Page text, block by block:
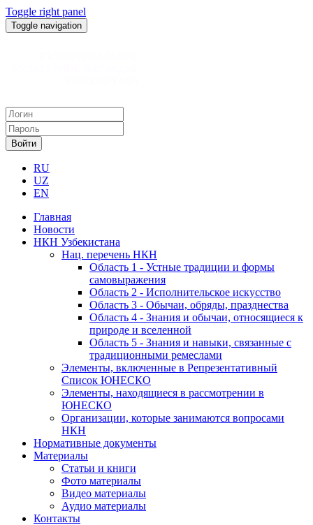
Toggle right panel
Toggle navigation
Войти
RU
UZ
EN
Главная
Новости
НКН Узбекистана
Нац. перечень НКН
Область 1 - Устные традиции и формы
самовыражения
Область 2 - Исполнительское искусство
Область 3 - Обычаи, обряды, празднества
Область 4 - Знания и обычаи, относящиеся к
природе и вселенной
Область 5 - Знания и навыки, связанные с
традиционными ремеслами
Элементы, включенные в Репрезентативный
Список ЮНЕСКО
Элементы, находящиеся в рассмотрении в
ЮНЕСКО
Организации, которые занимаются вопросами
НКН
Нормативные документы
Материалы
Статьи и книги
Фото материалы
Видео материалы
Аудио материалы
Контакты